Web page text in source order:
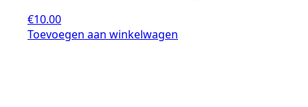
€10.00
Toevoegen aan winkelwagen